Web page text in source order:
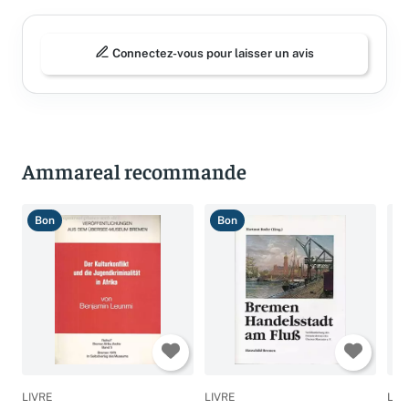
Connectez-vous pour laisser un avis
Ammareal recommande
Bon
LIVRE
Bon
LIVRE